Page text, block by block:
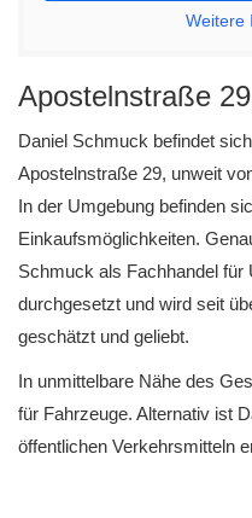
Weitere
Apostelnstraße
Daniel Schmuck befindet
Apostelnstraße 29, unweit
In der Umgebung befinden
Einkaufsmöglichkeiten.
Schmuck als Fachhandel für
durchgesetzt und wird seit
geschätzt und geliebt.
In unmittelbare Nähe des
für Fahrzeuge. Alternativ ist
öffentlichen Verkehrsmitteln